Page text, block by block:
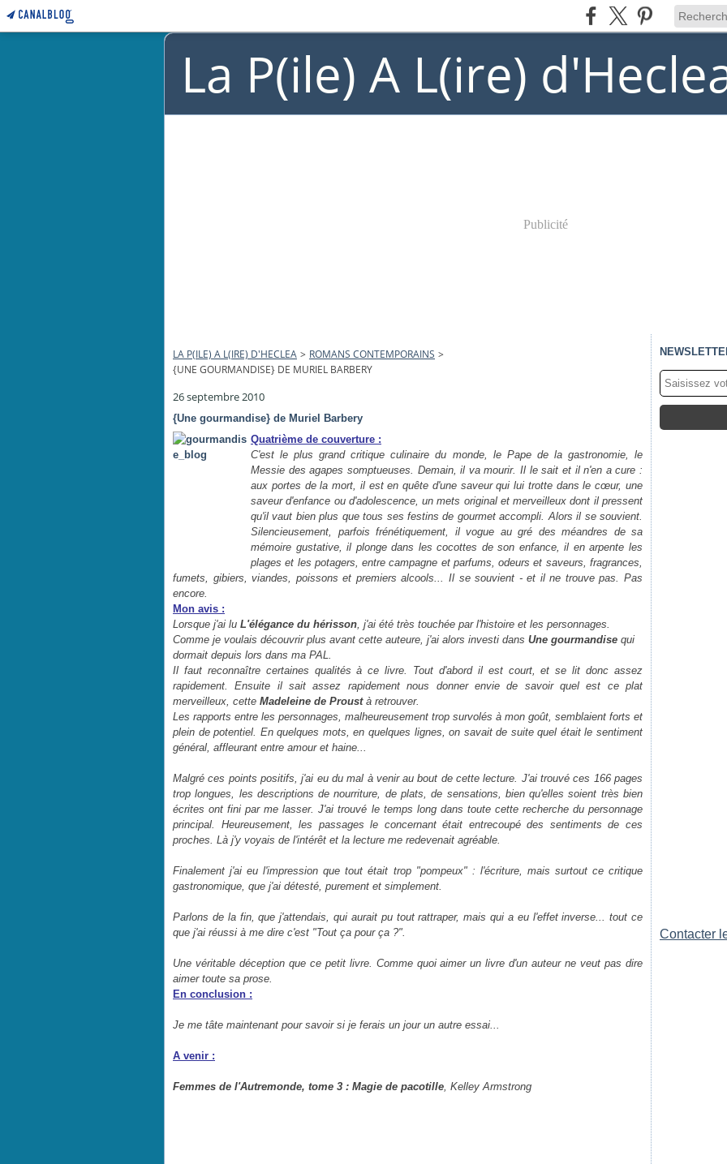
La P(ile) A L(ire)
Publicité
LA P(ILE) A L(IRE) D'HECLEA > ROMANS CONTEMPORAINS >
{UNE GOURMANDISE} DE MURIEL BARBERY
26 septembre 2010
{Une gourmandise} de Muriel Barbery
Quatrième de couverture :
C'est le plus grand critique culinaire du monde, le Pape de la gastronomie, le
Messie des agapes somptueuses. Demain, il va mourir. Il le sait et il n'en a cure :
aux portes de la mort, il est en quête d'une saveur qui lui trotte dans le cœur, une
saveur d'enfance ou d'adolescence, un mets original et merveilleux dont il pressent
qu'il vaut bien plus que tous ses festins de gourmet accompli. Alors il se souvient.
Silencieusement, parfois frénétiquement, il vogue au gré des méandres de sa
mémoire gustative, il plonge dans les cocottes de son enfance, il en arpente les
plages et les potagers, entre campagne et parfums, odeurs et saveurs, fragrances,
fumets, gibiers, viandes, poissons et premiers alcools... Il se souvient - et il ne trouve pas. Pas
encore.
Mon avis :
Lorsque j'ai lu L'élégance du hérisson, j'ai été très touchée par l'histoire et les personnages.
Comme je voulais découvrir plus avant cette auteure, j'ai alors investi dans Une gourmandise qui
dormait depuis lors dans ma PAL.
Il faut reconnaître certaines qualités à ce livre. Tout d'abord il est court, et se lit donc assez
rapidement. Ensuite il sait assez rapidement nous donner envie de savoir quel est ce plat
merveilleux, cette Madeleine de Proustà retrouver.
Les rapports entre les personnages, malheureusement trop survolés à mon goût, semblaient forts et
plein de potentiel. En quelques mots, en quelques lignes, on savait de suite quel était le sentiment
général, affleurant entre amour et haine...
Malgré ces points positifs, j'ai eu du mal à venir au bout de cette lecture. J'ai trouvé ces 166 pages
trop longues, les descriptions de nourriture, de plats, de sensations, bien qu'elles soient très bien
écrites ont fini par me lasser. J'ai trouvé le temps long dans toute cette recherche du personnage
principal. Heureusement, les passages le concernant était entrecoupé des sentiments de ces
proches. Là j'y voyais de l'intérêt et la lecture me redevenait agréable.
Finalement j'ai eu l'impression que tout était trop "pompeux" : l'écriture, mais surtout ce critique
gastronomique, que j'ai détesté, purement et simplement.
Parlons de la fin, que j'attendais, qui aurait pu tout rattraper, mais qui a eu l'effet inverse... tout ce
que j'ai réussi à me dire c'est "Tout ça pour ça ?".
Une véritable déception que ce petit livre. Comme quoi aimer un livre d'un auteur ne veut pas dire
aimer toute sa prose.
En conclusion :
Je me tâte maintenant pour savoir si je ferais un jour un autre essai...
A venir :
Femmes de l'Autremonde, tome 3 : Magie de pacotille, Kelley Armstrong
Contacter